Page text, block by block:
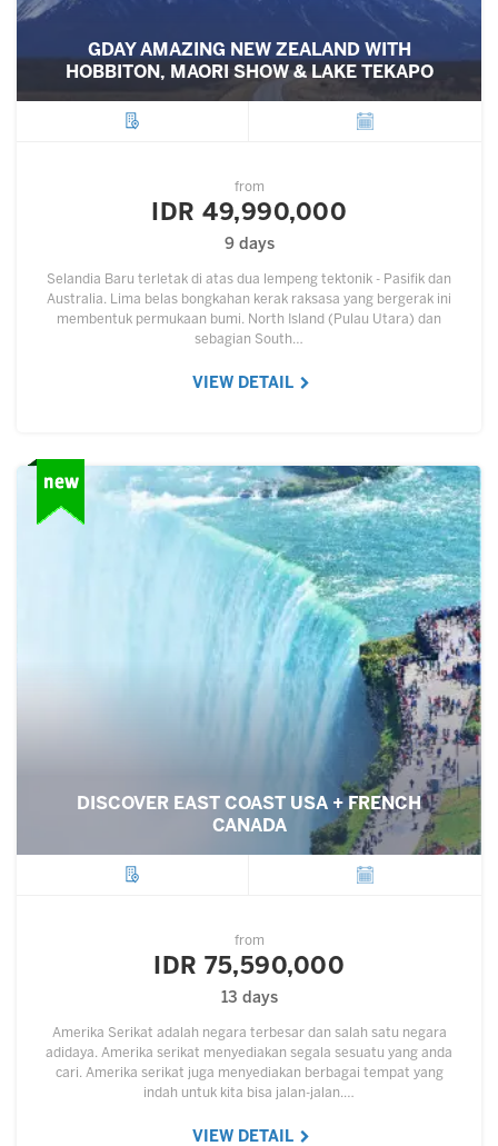
GDAY AMAZING NEW ZEALAND WITH
HOBBITON, MAORI SHOW & LAKE TEKAPO
from
IDR 49,990,000
9 days
Selandia Baru terletak di atas dua lempeng tektonik - Pasifik dan
Australia. Lima belas bongkahan kerak raksasa yang bergerak ini
membentuk permukaan bumi. North Island (Pulau Utara) dan
sebagian South…
VIEW DETAIL
DISCOVER EAST COAST USA + FRENCH
CANADA
from
IDR 75,590,000
13 days
Amerika Serikat adalah negara terbesar dan salah satu negara
adidaya. Amerika serikat menyediakan segala sesuatu yang anda
cari. Amerika serikat juga menyediakan berbagai tempat yang
indah untuk kita bisa jalan-jalan.…
VIEW DETAIL